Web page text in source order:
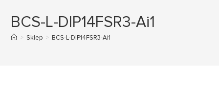
BCS-L-DIP14FSR3-Ai1
> Sklep > BCS-L-DIP14FSR3-Ai1